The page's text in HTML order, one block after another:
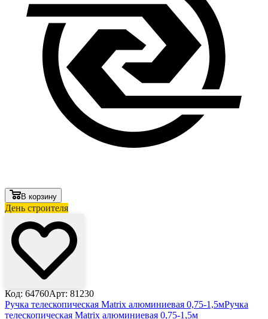
В корзину
День строителя
Код: 64760Арт: 81230
Ручка телескопическая Matrix алюминиевая 0,75-1,5мРучка
телескопическая Matrix алюминиевая 0,75-1,5м